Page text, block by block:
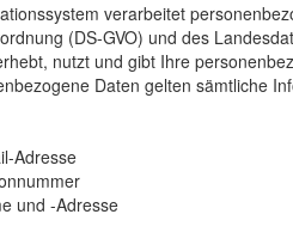
verarbeitet
(DS-GVO) und des
nutzt und gibt Ihre
Daten gelten sämtliche
Adresse
und -Adresse